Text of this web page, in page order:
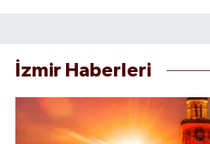
İzmir Haberleri